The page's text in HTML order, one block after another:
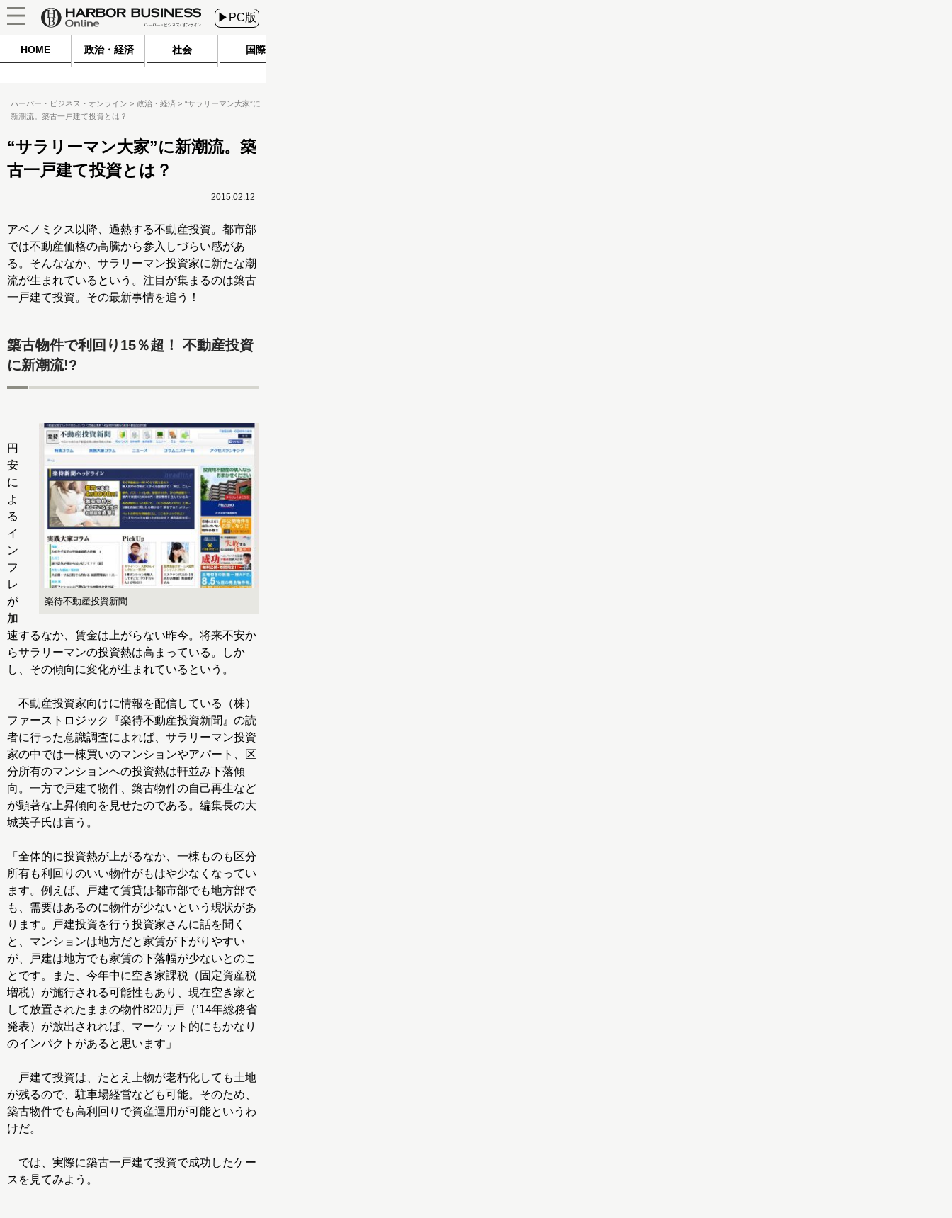
▶PC版
HOME 政治・経済 社会 国際
ハーバー・ビジネス・オンライン 政治・経済
“サラリーマン大家”に
新潮流。築古一戸建て投資とは？
“サラリーマン大家”に新潮流。築
古一戸建て投資とは？
2015.02.12
アベノミクス以降、過熱する不動産投資。都市部
では不動産価格の高騰から参入しづらい感があ
る。そんななか、サラリーマン投資家に新たな潮
流が生まれているという。注目が集まるのは築古
一戸建て投資。その最新事情を追う！
築古物件で利回り15％超！ 不動産投資
に新潮流!?
楽待不動産投資新聞
円
安
に
よ
る
イ
ン
フ
レ
が
加
速するなか、賃金は上がらない昨今。将来不安か
らサラリーマンの投資熱は高まっている。しか
し、その傾向に変化が生まれているという。
不動産投資家向けに情報を配信している（株）
ファーストロジック『楽待不動産投資新聞』の読
者に行った意識調査によれば、サラリーマン投資
家の中では一棟買いのマンションやアパート、区
分所有のマンションへの投資熱は軒並み下落傾
向。一方で戸建て物件、築古物件の自己再生など
が顕著な上昇傾向を見せたのである。編集長の大
城英子氏は言う。
「全体的に投資熱が上がるなか、一棟ものも区分
所有も利回りのいい物件がもはや少なくなってい
ます。例えば、戸建て賃貸は都市部でも地方部で
も、需要はあるのに物件が少ないという現状があ
ります。戸建投資を行う投資家さんに話を聞く
と、マンションは地方だと家賃が下がりやすい
が、戸建は地方でも家賃の下落幅が少ないとのこ
とです。また、今年中に空き家課税（固定資産税
増税）が施行される可能性もあり、現在空き家と
して放置されたままの物件820万戸（’14年総務省
発表）が放出されれば、マーケット的にもかなり
のインパクトがあると思います」
戸建て投資は、たとえ上物が老朽化しても土地
が残るので、駐車場経営なども可能。そのため、
築古物件でも高利回りで資産運用が可能というわ
けだ。
では、実際に築古一戸建て投資で成功したケー
スを見てみよう。